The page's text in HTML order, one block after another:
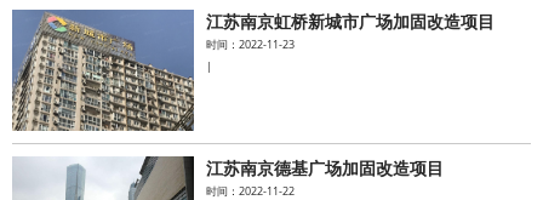
江苏南京虹桥新城市广场加固改造项目
时间：2022-11-23
|
江苏南京德基广场加固改造项目
时间：2022-11-22